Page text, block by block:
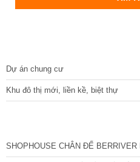
Dự án chung cư
Khu đô thị mới, liền kề, biệt thự
SHOPHOUSE CHÂN ĐẾ BERRIVER